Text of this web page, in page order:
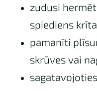
zudusi
spiediens
pamanīti
skrūves vai